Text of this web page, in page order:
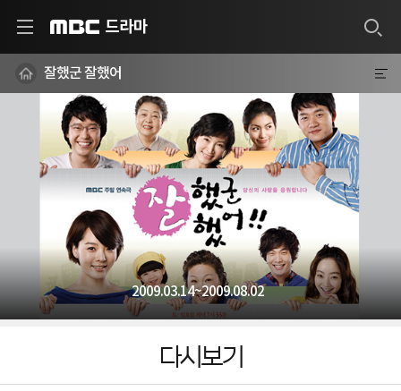
드라마
잘했군 잘했어
2009.03.14~2009.08.02
다시보기